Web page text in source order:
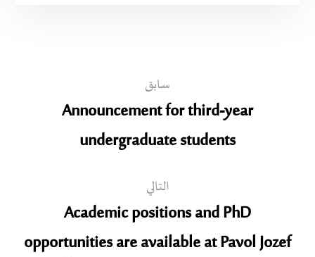
سابق
Announcement for third-year
undergraduate students
التالي
Academic positions and PhD
opportunities are available at Pavol Jozef